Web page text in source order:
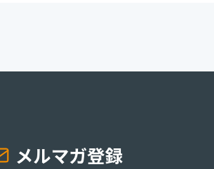
メルマガ登録